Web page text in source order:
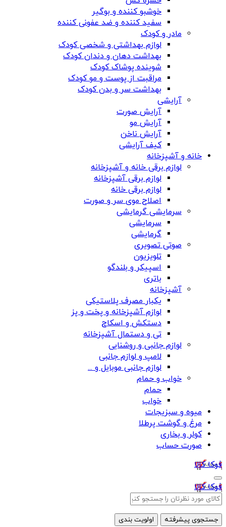
خوشبو کننده و بوگیر
سفید کننده و ضد عفونی کننده
مادر و کودک
لوازم بهداشتی و شخصی کودک
بهداشت دهان و دندان کودک
شوینده پوشاک کودک
مراقبت از پوست و مو کودک
بهداشت سر و بدن کودک
آرایشی
آرایش صورت
آرایش مو
آرایش ناخن
کیف آرایشی
خانه و آشپزخانه
لوازم برقی خانه و آشپزخانه
لوازم برقی آشپزخانه
لوازم برقی خانه
اصلاح موی سر و صورت
سرمایشی گرمایشی
سرمایشی
گرمایشی
صوتی تصویری
تلویزیون
اسپیکر و بلندگو
باتری
آشپزخانه
یکبار مصرف پلاستیکی
لوازم آشپزخانه و پخت و پز
دستکش و اسکاج
تی و دستمال آشپزخانه
لوازم جانبی و روشنایی
لامپ و لوازم جانبی
لوازم جانبی موبایل و ...
خواب و حمام
حمام
خواب
میوه و سبزیجات
مرغ و گوشت پرطلا
کولر و بخاری
صورت حساب
فوکا کالا
فوکا کالا
جستجوی پیشرفته اولویت بندی